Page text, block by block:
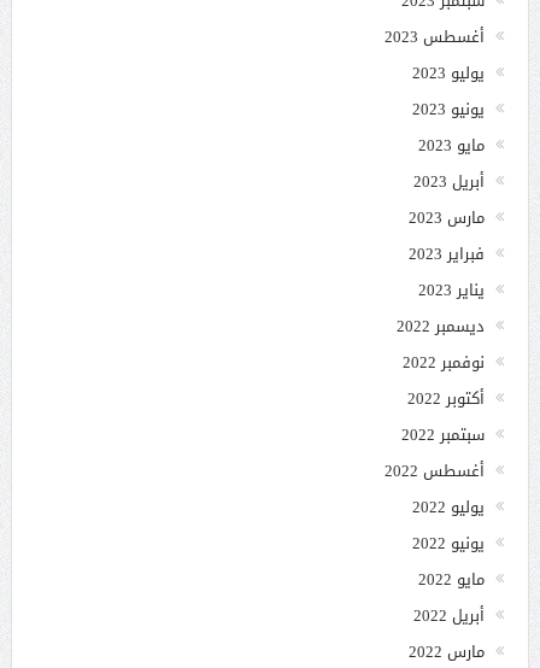
أغسطس 2023
يوليو 2023
يونيو 2023
مايو 2023
أبريل 2023
مارس 2023
فبراير 2023
يناير 2023
ديسمبر 2022
نوفمبر 2022
أكتوبر 2022
سبتمبر 2022
أغسطس 2022
يوليو 2022
يونيو 2022
مايو 2022
أبريل 2022
مارس 2022